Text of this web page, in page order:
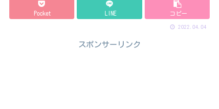
Pocket LINE コピー
2022.04.04
スポンサーリンク